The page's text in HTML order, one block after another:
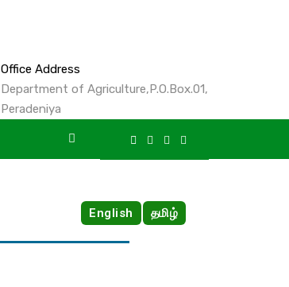
Office Address
Department of Agriculture,P.O.Box.01,
Peradeniya
English தமிழ்